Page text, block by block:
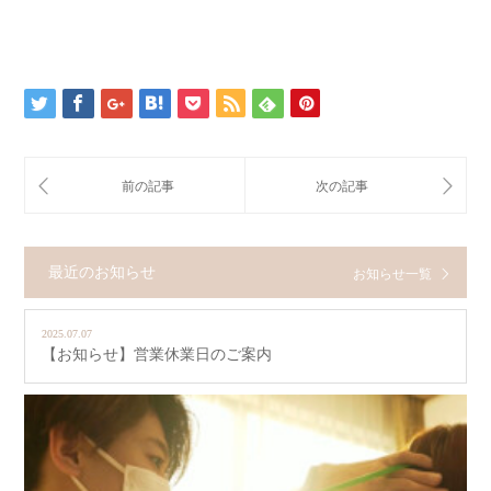
最近のお知らせ お知らせ一覧
2025.07.07
【お知らせ】営業休業日のご案内